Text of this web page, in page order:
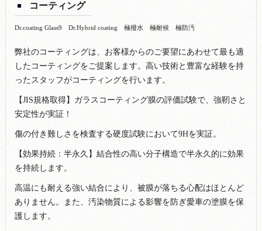
コーティング
Dr.coating Glass9 Dr.Hybrid coating 極撥水 極耐候 極防汚
弊社のコーティングは、お客様からのご要望にあわせて最も適
したコーティングをご提案します。高い技術と豊富な経験を持
ったスタッフがコーティングを行います。
【JIS規格取得】ガラスコーティング膜の評価試験で、強靭さと
安定性が実証！
傷の付き難しさを検査する硬度試験において9Hを実証。
【効果持続：半永久】結合性の高い分子構造で半永久的に効果
を持続します。
高温にも耐える強い結合により、被膜が落ちる心配はほとんど
ありません。また、汚染物質による影響を防ぎ愛車の塗膜を保
護します。